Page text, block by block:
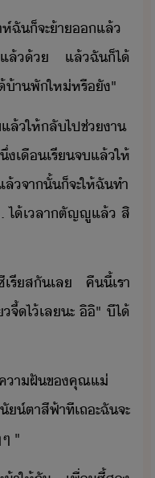
ฉั​็​จะ​้า​แล้​
ล้้​ ​ ​แล้​ฉั​็ไ้​
​้าพั​ให่​หรืั​"
ล้​ให้​ลั​ไป​ช่​า​
เื​เรีจ​แล้​ให้​
ล้​จาั้​็​จะ​ให้​ฉัทำ​
ไ้เลา​ตัญญู​แล้​ ​สิ​
เรีส​ั​เล​ ​ ​คืี้​เรา​
จี้​ไ้​เล​ะ​ ​ิิ​"​ ​ี​ไ้​
าฝั​ข​คุณแ่​
ตา​สีฟ้า​ที​เถะ​ฉั​จะ​
​"